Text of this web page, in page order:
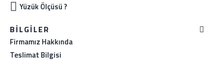
Yüzük Ölçüsü ?
BILGILER
Firmamız Hakkında
Teslimat Bilgisi